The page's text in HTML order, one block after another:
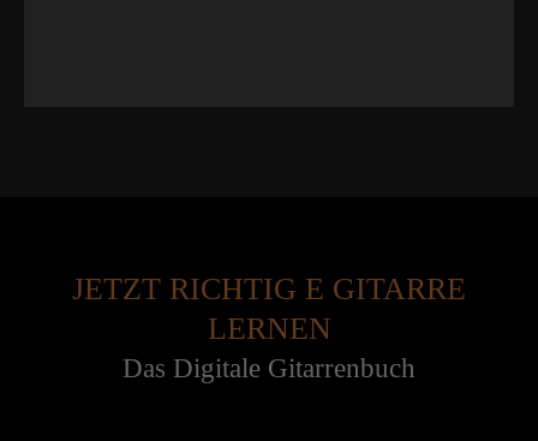
JETZT RICHTIG E GITARRE
LERNEN
Das Digitale Gitarrenbuch